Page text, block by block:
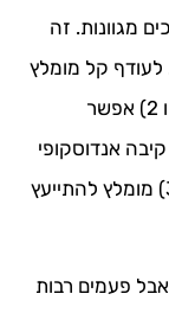
מגוונות. זה
לעודף קל מומלץ
על דיאטה וספורט. למשקל יתר (מדרגה 1 ו 2) אפשר
אנדוסקופי
(תפירת קיבה). להשמנה קיצונית (דרגה 3) מומלץ להתייעץ
פעמים רבות